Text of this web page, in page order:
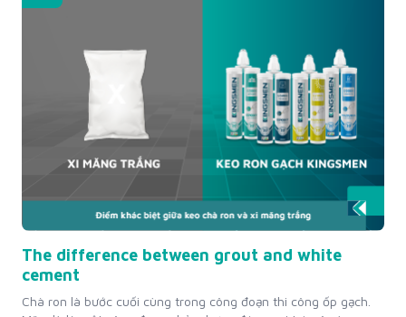
The difference between grout and white
cement
Chà ron là bước cuối cùng trong công đoạn thi công ốp gạch.